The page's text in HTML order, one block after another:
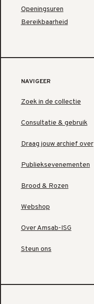
Openingsuren
Bereikbaarheid
NAVIGEER
Zoek in de collectie
Consultatie & gebruik
Draag jouw archief over
Publieksevenementen
Brood & Rozen
Webshop
Over Amsab-ISG
Steun ons